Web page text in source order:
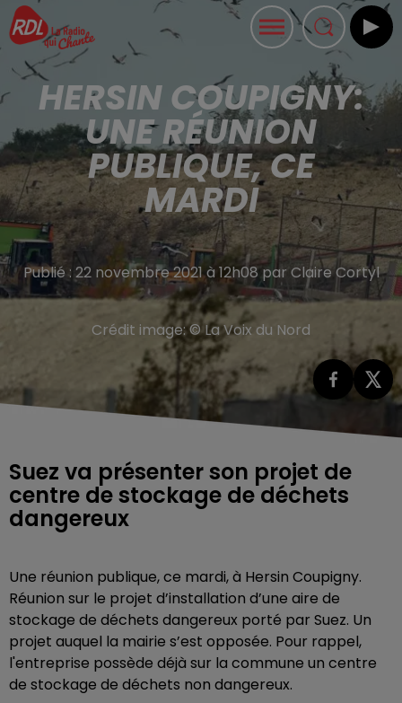
HERSIN COUPIGNY:
UNE RÉUNION
PUBLIQUE, CE
MARDI
Publié : 22 novembre 2021 à 12h08 par Claire Cortyl
Crédit image:© La Voix du Nord
Suez va présenter son projet de
centre de stockage de déchets
dangereux
Une réunion publique, ce mardi, à Hersin Coupigny.
Réunion sur le projet d’installation d’une aire de
stockage de déchets dangereux porté par Suez. Un
projet auquel la mairie s’est opposée. Pour rappel,
l'entreprise possède déjà sur la commune un centre
de stockage de déchets non dangereux.